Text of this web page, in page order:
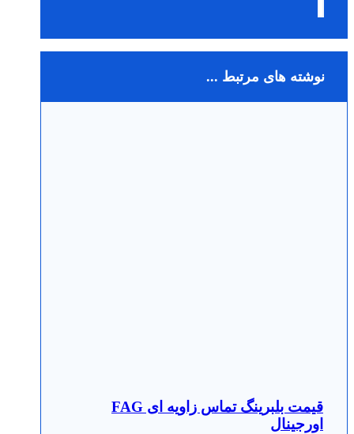
نوشته های مرتبط ...
قیمت بلبرینگ تماس زاویه ای FAG
اورجینال